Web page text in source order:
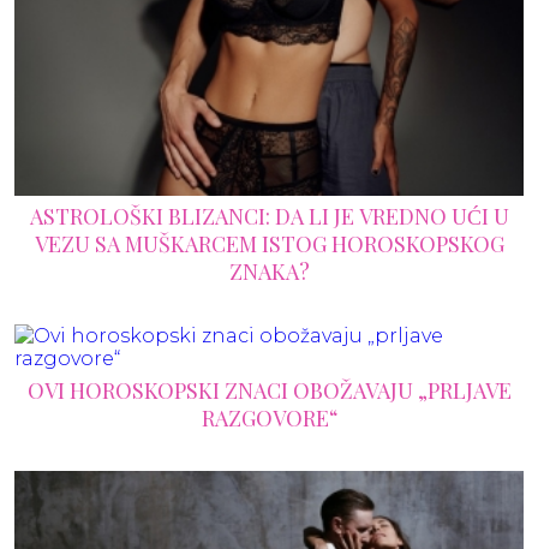
ASTROLOŠKI BLIZANCI: DA LI JE VREDNO UĆI U
VEZU SA MUŠKARCEM ISTOG HOROSKOPSKOG
ZNAKA?
OVI HOROSKOPSKI ZNACI OBOŽAVAJU „PRLJAVE
RAZGOVORE“